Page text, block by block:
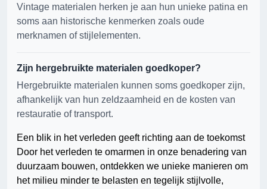
Vintage materialen herken je aan hun unieke patina en
soms aan historische kenmerken zoals oude
merknamen of stijlelementen.
Zijn hergebruikte materialen goedkoper?
Hergebruikte materialen kunnen soms goedkoper zijn,
afhankelijk van hun zeldzaamheid en de kosten van
restauratie of transport.
Een blik in het verleden geeft richting aan de toekomst
Door het verleden te omarmen in onze benadering van
duurzaam bouwen, ontdekken we unieke manieren om
het milieu minder te belasten en tegelijk stijlvolle,